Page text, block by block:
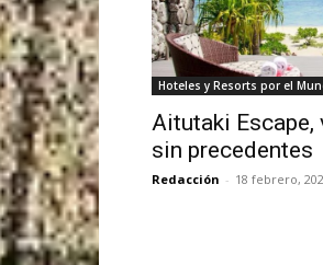
Hoteles y Resorts por el
Aitutaki Escape,
sin precedentes
Redacción - 18 febrero,